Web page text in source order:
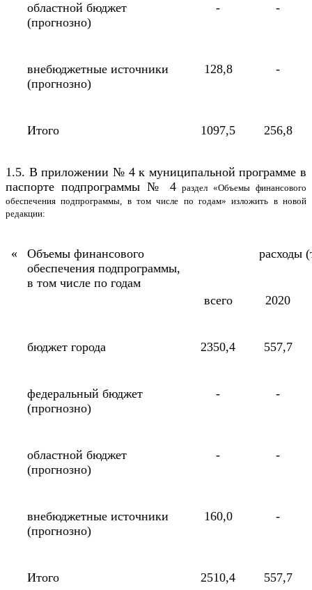
областной бюджет
(прогнозно)
- -
внебюджетные источники
(прогнозно)
128,8 -
Итого 1097,5 256,8
1.5. В приложении № 4 к муниципальной программе в
паспорте подпрограммы № 4раздел «Объемы финансового
обеспечения подпрограммы, в том числе по годам» изложить в новой
редакции:
«
Объемы финансового
обеспечения подпрограммы,
в том числе по годам
расходы
всего 2020
бюджет города 2350,4 557,7
федеральный бюджет
(прогнозно)
- -
областной бюджет
(прогнозно)
- -
внебюджетные источники
(прогнозно)
160,0 -
Итого 2510,4 557,7